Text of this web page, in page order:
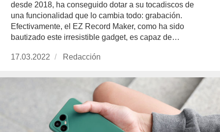
desde 2018, ha conseguido dotar a su tocadiscos de
una funcionalidad que lo cambia todo: grabación.
Efectivamente, el EZ Record Maker, como ha sido
bautizado este irresistible gadget, es capaz de…
Publicado
17.03.2022 https://www.experimenta.es/author/redaccion/
Redacción